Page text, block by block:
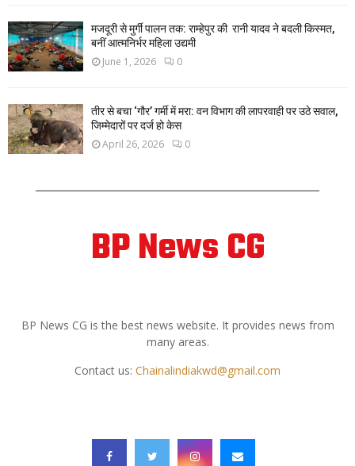
मजदूरी से मुर्गी पालन तक: राम्हेपुर की रानी यादव ने बदली किस्मत,
बनीं आत्मनिर्भर महिला उद्यमी
June 1, 2026 0
तीर से बचा ‘गौर’ गर्मी में मरा: वन विभाग की लापरवाही पर उठे सवाल,
जिम्मेदारों पर दर्ज हो केस
April 26, 2026 0
BP News CG
BP News CG is the best news website. It provides news from
many areas.
Contact us: Chainalindiakwd@gmail.com